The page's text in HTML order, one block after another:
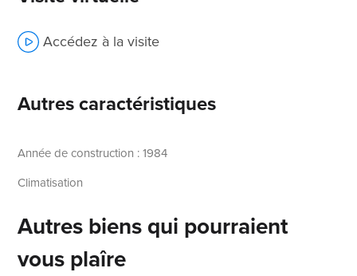
Accédez à la visite
Autres caractéristiques
Année de construction : 1984
Climatisation
Autres biens qui pourraient
vous plaîre